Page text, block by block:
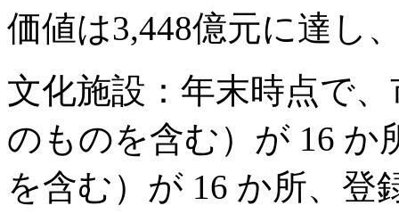
価値は3,448億元に達し
文化施設：年末時点で
のものを含む）が 16 か
を含む）が 16 か所、登